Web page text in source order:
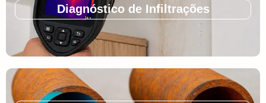
Diagnóstico de Infiltrações